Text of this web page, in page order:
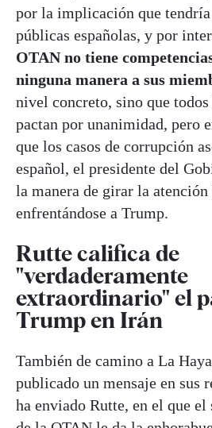
por la implicación que tendría
públicas españolas, y por
OTAN no tiene
ninguna manera a sus
nivel concreto, sino que todos
pactan por unanimidad, pero
que los casos de corrupción
español, el presidente del
la manera de girar la
enfrentándose a Trump.
Rutte califica de
"verdaderamente
extraordinario" el
Trump en Irán
También de camino a La
publicado un mensaje en sus
ha enviado Rutte, en el que el